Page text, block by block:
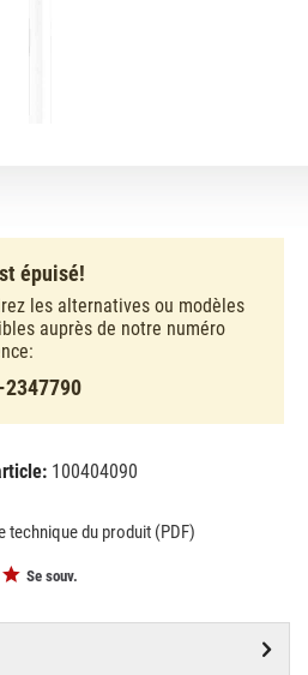
épuisé!
les alternatives ou modèles
auprès de notre numéro
100404090
technique du produit (PDF)
Se souv.